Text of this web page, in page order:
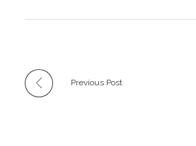
Previous Post